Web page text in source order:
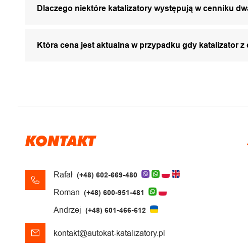
Dlaczego niektóre katalizatory występują w cenniku
Która cena jest aktualna w przypadku gdy katalizator
KONTAKT
Rafał (+48) 602-669-480
Roman (+48) 600-951-481
Andrzej (+48) 601-466-612
kontakt@autokat-katalizatory.pl